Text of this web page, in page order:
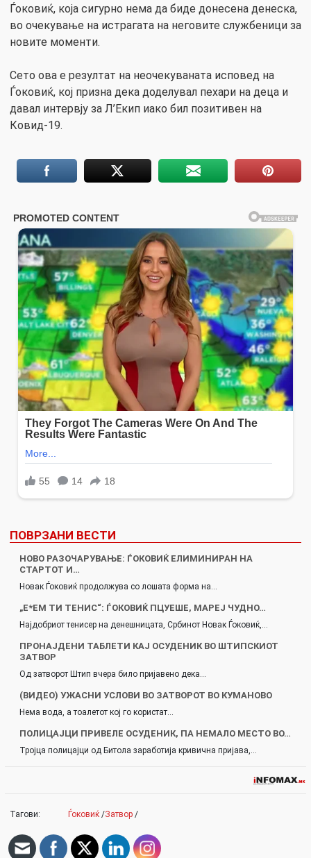
Ѓоковиќ, која сигурно нема да биде донесена денеска,
во очекување на истрагата на неговите службеници за
новите моменти.
Сето ова е резултат на неочекуваната исповед на
Ѓоковиќ, кој призна дека доделувал пехари на деца и
давал интервју за Л’Екип иако бил позитивен на
Ковид-19.
ПОВРЗАНИ ВЕСТИ
НОВО РАЗОЧАРУВАЊЕ: ЃОКОВИЌ ЕЛИМИНИРАН НА
СТАРТОТ И…
Новак Ѓоковиќ продолжува со лошата форма на…
„Е*ЕМ ТИ ТЕНИС“: ЃОКОВИЌ ПЦУЕШЕ, МАРЕЈ ЧУДНО…
Најдобриот тенисер на денешницата, Србинот Новак Ѓоковиќ,…
ПРОНАЈДЕНИ ТАБЛЕТИ КАЈ ОСУДЕНИК ВО ШТИПСКИОТ
ЗАТВОР
Од затворот Штип вчера било пријавено дека…
(ВИДЕО) УЖАСНИ УСЛОВИ ВО ЗАТВОРОТ ВО КУМАНОВО
Нема вода, а тоалетот кој го користат…
ПОЛИЦАЈЦИ ПРИВЕЛЕ ОСУДЕНИК, ПА НЕМАЛО МЕСТО ВО…
Тројца полицајци од Битола заработија кривична пријава,…
Тагови: Ѓоковиќ /Затвор /